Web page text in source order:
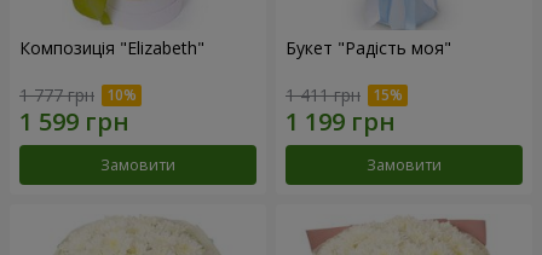
Композиція "Elizabeth"
1 777 грн
Замовити
Букет "Радість моя"
1 411 грн
Замовити